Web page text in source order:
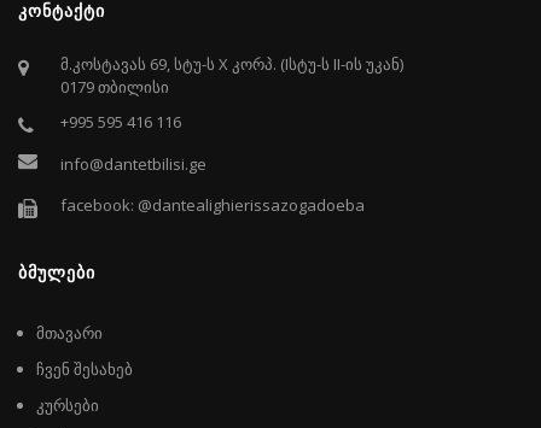
ᲙᲝᲜᲢᲐᲥᲢᲘ
მ.კოსტავას 69, სტუ-ს X კორპ. (Iსტუ-ს II-ის უკან)
0179 თბილისი
+995 595 416 116
info@dantetbilisi.ge
facebook: @dantealighierissazogadoeba
ᲑᲛᲣᲚᲔᲑᲘ
მთავარი
ჩვენ შესახებ
კურსები